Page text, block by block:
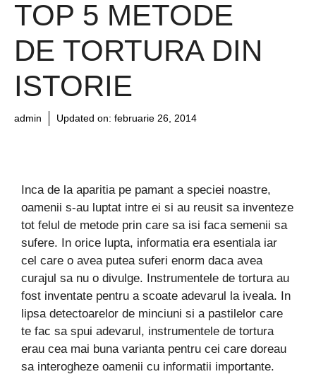
TOP 5 METODE
DE TORTURA DIN
ISTORIE
admin Updated on: februarie 26, 2014
Inca de la aparitia pe pamant a speciei noastre,
oamenii s-au luptat intre ei si au reusit sa inventeze
tot felul de metode prin care sa isi faca semenii sa
sufere. In orice lupta, informatia era esentiala iar
cel care o avea putea suferi enorm daca avea
curajul sa nu o divulge. Instrumentele de tortura au
fost inventate pentru a scoate adevarul la iveala. In
lipsa detectoarelor de minciuni si a pastilelor care
te fac sa spui adevarul, instrumentele de tortura
erau cea mai buna varianta pentru cei care doreau
sa interogheze oamenii cu informatii importante.